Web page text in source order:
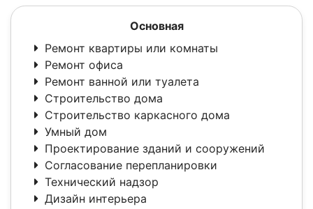
Основная
Ремонт квартиры или комнаты
Ремонт офиса
Ремонт ванной или туалета
Строительство дома
Строительство каркасного дома
Умный дом
Проектирование зданий и сооружений
Согласование перепланировки
Технический надзор
Дизайн интерьера